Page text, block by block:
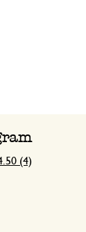
(4)